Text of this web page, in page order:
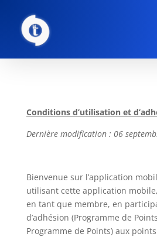
Conditions d’utilisation et
Dernière modification : 06
Bienvenue sur l’application
utilisant cette application
en tant que membre, en
d’adhésion (Programme de
Programme de Points) aux